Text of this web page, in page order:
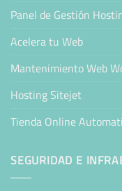
Panel de Gestión
Acelera tu Web
Mantenimiento Web
Hosting Sitejet
Tienda Online
SEGURIDAD E